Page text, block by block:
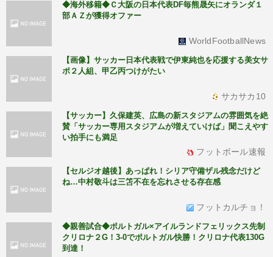
◆海外移籍◆Ｃ大阪の日本代表DF毎熊晟矢にオランダ１
部ＡＺが獲得オファー
WorldFootballNews
【画像】サッカー日本代表戦で伊東純也を応援する美女サ
ポ２人組、甲乙丙つけがたい
サカサカ10
【サッカー】久保建英、広島の新スタジアムの雰囲気を絶
賛「サッカー専用スタジアムが増えていけば」聞こえやす
い拍手にも満足
フットボール速報
【セルジオ越後】あっぱれ！シリア守備ザル残念だけど
ね…中村敬斗は三笘不在を忘れさせる存在感
フットカルチョ！
◆親善試合◆ポルトガル×アイルランドフェリックス先制
クリロナ２G！3-0でポルトガル快勝！クリロナ代表130G
到達！